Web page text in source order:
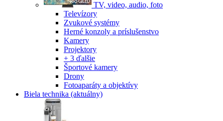
TV, video, audio, foto
Televízory
Zvukové systémy
Herné konzoly a príslušenstvo
Kamery
Projektory
+ 3 ďalšie
Športové kamery
Drony
Fotoaparáty a objektívy
Biela technika (aktuálny)